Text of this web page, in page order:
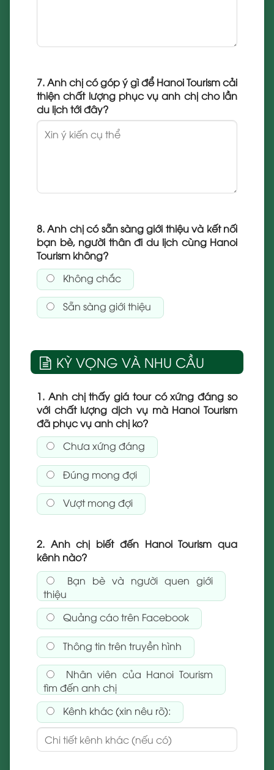
7. Anh chị có góp ý gì để Hanoi Tourism cải
thiện chất lượng phục vụ anh chị cho lần
du lịch tới đây?
8. Anh chị có sẵn sàng giới thiệu và kết nối
bạn bè, người thân đi du lịch cùng Hanoi
Tourism không?
Không chắc
Sẵn sàng giới thiệu
KỲ VỌNG VÀ NHU CẦU
1. Anh chị thấy giá tour có xứng đáng so
với chất lượng dịch vụ mà Hanoi Tourism
đã phục vụ anh chị ko?
Chưa xứng đáng
Đúng mong đợi
Vượt mong đợi
2. Anh chị biết đến Hanoi Tourism qua
kênh nào?
Bạn bè và người quen giới
thiệu
Quảng cáo trên Facebook
Thông tin trên truyền hình
Nhân viên của Hanoi Tourism
tìm đến anh chị
Kênh khác (xin nêu rõ):